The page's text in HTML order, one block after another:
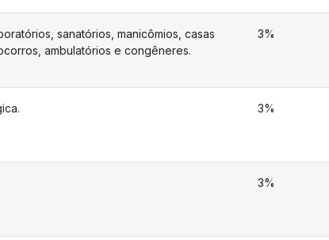
sanatórios, manicômios, casas
ambulatórios e congêneres.
3%
3%
3%